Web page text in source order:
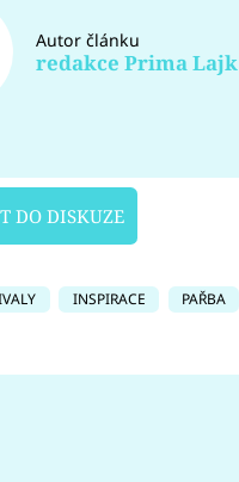
Autor článku
redakce Prima Lajk
DO DISKUZE
INSPIRACE PAŘBA